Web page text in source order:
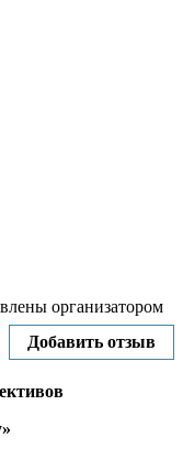
организатором
Добавить отзыв